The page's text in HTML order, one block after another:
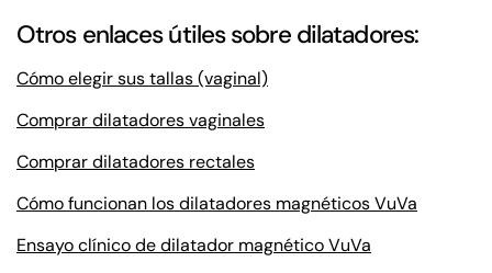
Otros enlaces útiles sobre dilatadores:
Cómo elegir sus tallas (vaginal)
Comprar dilatadores vaginales
Comprar dilatadores rectales
Cómo funcionan los dilatadores magnéticos VuVa
Ensayo clínico de dilatador magnético VuVa